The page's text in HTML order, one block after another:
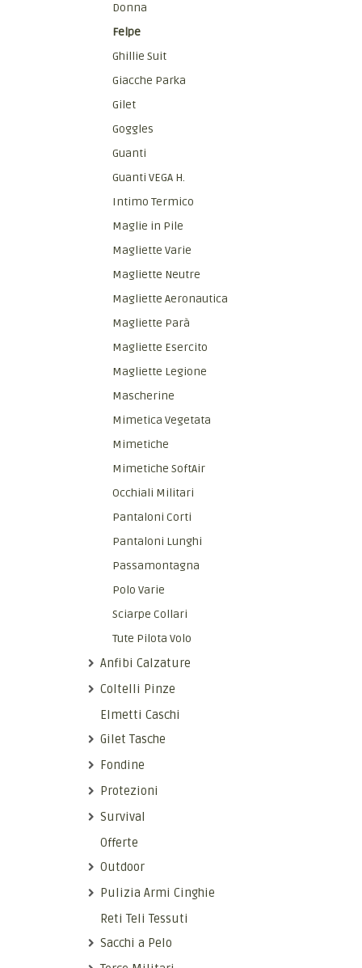
Donna
Felpe
Ghillie Suit
Giacche Parka
Gilet
Goggles
Guanti
Guanti VEGA H.
Intimo Termico
Maglie in Pile
Magliette Varie
Magliette Neutre
Magliette Aeronautica
Magliette Parà
Magliette Esercito
Magliette Legione
Mascherine
Mimetica Vegetata
Mimetiche
Mimetiche SoftAir
Occhiali Militari
Pantaloni Corti
Pantaloni Lunghi
Passamontagna
Polo Varie
Sciarpe Collari
Tute Pilota Volo
Anfibi Calzature
Coltelli Pinze
Elmetti Caschi
Gilet Tasche
Fondine
Protezioni
Survival
Offerte
Outdoor
Pulizia Armi Cinghie
Reti Teli Tessuti
Sacchi a Pelo